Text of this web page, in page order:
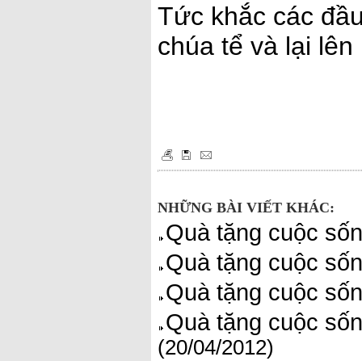
Tức khắc các
chúa tể và lại
NHỮNG BÀI VIẾT KHÁC:
Quà tặng cuộc
Quà tặng cuộc
Quà tặng cuộc
Quà tặng cuộc
(20/04/2012)